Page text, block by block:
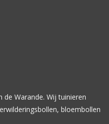
de Warande. Wij tuinieren
bloembollen